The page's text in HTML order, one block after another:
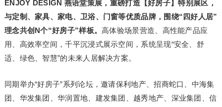
ENJOY DESIGN 燕语堂策展，重磅打造【好房子】特别展区，
与定制、家具、家电、卫浴、门窗等优质品牌，围绕“四好人居”
理念共创N个“好房子”样板。高体验场景营造、高性能产品应
用、高效率空间，千平沉浸式展示空间，系统呈现“安全、舒
适、绿色、智慧”的未来人居解决方案。
同期举办“好房子”系列论坛，邀请保利地产、招商蛇口、中海集
团、华发集团、华润置地、建发集团、越秀地产、深业集团、信